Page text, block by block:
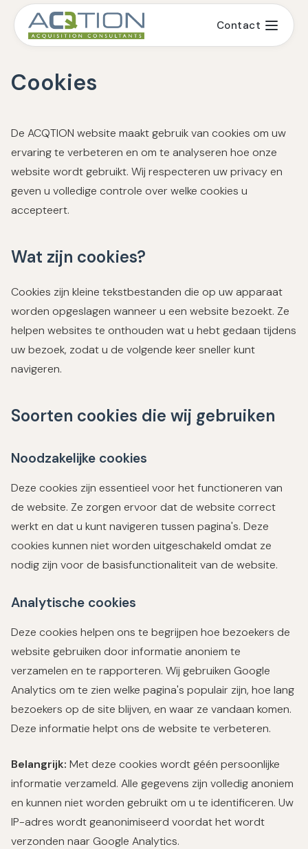
Contact
Cookies
De ACQTION website maakt gebruik van cookies om uw
ervaring te verbeteren en om te analyseren hoe onze
website wordt gebruikt. Wij respecteren uw privacy en
geven u volledige controle over welke cookies u
accepteert.
Wat zijn cookies?
Cookies zijn kleine tekstbestanden die op uw apparaat
worden opgeslagen wanneer u een website bezoekt. Ze
helpen websites te onthouden wat u hebt gedaan tijdens
uw bezoek, zodat u de volgende keer sneller kunt
navigeren.
Soorten cookies die wij gebruiken
Noodzakelijke cookies
Deze cookies zijn essentieel voor het functioneren van
de website. Ze zorgen ervoor dat de website correct
werkt en dat u kunt navigeren tussen pagina's. Deze
cookies kunnen niet worden uitgeschakeld omdat ze
nodig zijn voor de basisfunctionaliteit van de website.
Analytische cookies
Deze cookies helpen ons te begrijpen hoe bezoekers de
website gebruiken door informatie anoniem te
verzamelen en te rapporteren. Wij gebruiken Google
Analytics om te zien welke pagina's populair zijn, hoe lang
bezoekers op de site blijven, en waar ze vandaan komen.
Deze informatie helpt ons de website te verbeteren.
Belangrijk: Met deze cookies wordt géén persoonlijke
informatie verzameld. Alle gegevens zijn volledig anoniem
en kunnen niet worden gebruikt om u te identificeren. Uw
IP-adres wordt geanonimiseerd voordat het wordt
verzonden naar Google Analytics.